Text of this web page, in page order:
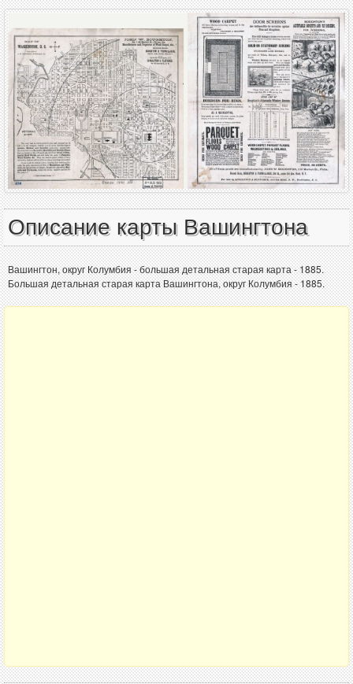
Описание карты Вашингтона
Вашингтон, округ Колумбия - большая детальная старая карта - 1885.
Большая детальная старая карта Вашингтона, округ Колумбия - 1885.